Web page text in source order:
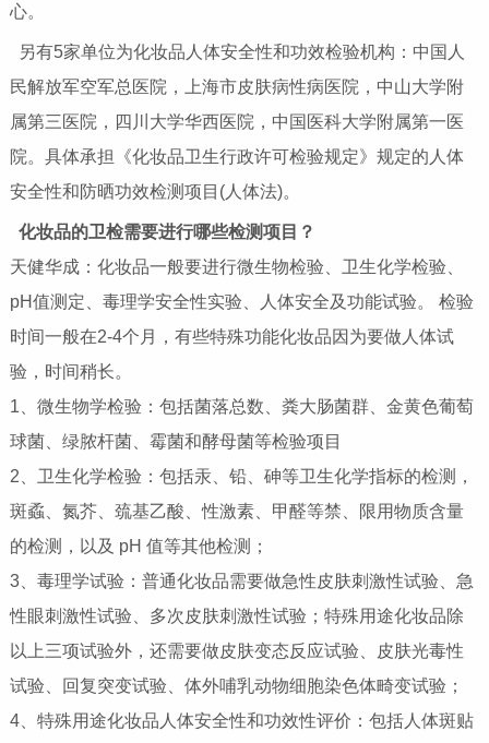
心。
另有5家单位为化妆品人体安全性和功效检验机构：中国人
民解放军空军总医院，上海市皮肤病性病医院，中山大学附
属第三医院，四川大学华西医院，中国医科大学附属第一医
院。具体承担《化妆品卫生行政许可检验规定》规定的人体
安全性和防晒功效检测项目(人体法)。
化妆品的卫检需要进行哪些检测项目？
天健华成：化妆品一般要进行微生物检验、卫生化学检验、
pH值测定、毒理学安全性实验、人体安全及功能试验。 检验
时间一般在2-4个月，有些特殊功能化妆品因为要做人体试
验，时间稍长。
1、微生物学检验：包括菌落总数、粪大肠菌群、金黄色葡萄
球菌、绿脓杆菌、霉菌和酵母菌等检验项目
2、卫生化学检验：包括汞、铅、砷等卫生化学指标的检测，
斑蟊、氮芥、巯基乙酸、性激素、甲醛等禁、限用物质含量
的检测，以及 pH 值等其他检测；
3、毒理学试验：普通化妆品需要做急性皮肤刺激性试验、急
性眼刺激性试验、多次皮肤刺激性试验；特殊用途化妆品除
以上三项试验外，还需要做皮肤变态反应试验、皮肤光毒性
试验、回复突变试验、体外哺乳动物细胞染色体畸变试验；
4、特殊用途化妆品人体安全性和功效性评价：包括人体斑贴